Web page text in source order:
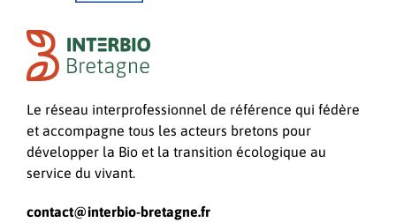
Le réseau interprofessionnel de référence qui fédère
et accompagne tous les acteurs bretons pour
développer la Bio et la transition écologique au
service du vivant.
contact@interbio-bretagne.fr